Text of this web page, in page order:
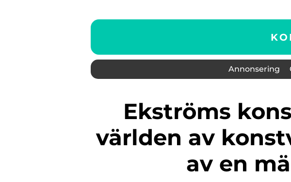
Annonsering
Ekströms konst: Utforska
världen av
av en